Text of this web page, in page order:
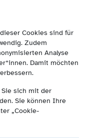
Cookies sind für
Zudem
Analyse
Damit möchten
Sie sich mit der
Sie können Ihre
„Cookie-